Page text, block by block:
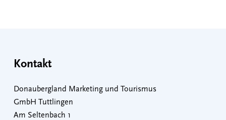
Kontakt
Donaubergland Marketing und Tourismus
GmbH Tuttlingen
Am Seltenbach 1